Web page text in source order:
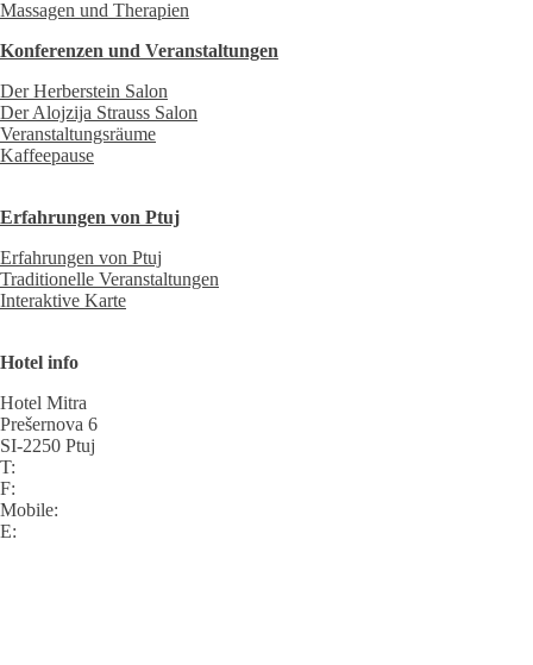
Massagen und Therapien
Konferenzen und Veranstaltungen
Der Herberstein Salon
Der Alojzija Strauss Salon
Veranstaltungsräume
Kaffeepause
Erfahrungen von Ptuj
Erfahrungen von Ptuj
Traditionelle Veranstaltungen
Interaktive Karte
Hotel info
Hotel Mitra
Prešernova 6
SI-2250 Ptuj
T:
F:
Mobile:
E: